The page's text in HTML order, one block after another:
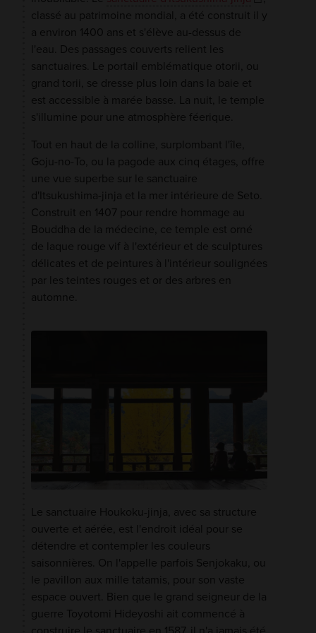
classé au patrimoine mondial, a été construit il y
a environ 1400 ans et s'élève au-dessus de
l'eau. Des passages couverts relient les
sanctuaires. Le portail emblématique otorii, ou
grand torii, se dresse plus loin dans la baie et
est accessible à marée basse. La nuit, le temple
s'illumine pour une atmosphère féerique.
Tout en haut de la colline, surplombant l'île,
Goju-no-To, ou la pagode aux cinq étages, offre
une vue superbe sur le sanctuaire
d'Itsukushima-jinja et la mer intérieure de Seto.
Construit en 1407 pour rendre hommage au
Bouddha de la médecine, ce temple est orné
de laque rouge vif à l'extérieur et de sculptures
délicates et de peintures à l'intérieur soulignées
par les teintes rouges et or des arbres en
automne.
Le sanctuaire Houkoku-jinja, avec sa structure
ouverte et aérée, est l'endroit idéal pour se
détendre et contempler les couleurs
saisonnières. On l'appelle parfois Senjokaku, ou
le pavillon aux mille tatamis, pour son vaste
espace ouvert. Bien que le grand seigneur de la
guerre Toyotomi Hideyoshi ait commencé à